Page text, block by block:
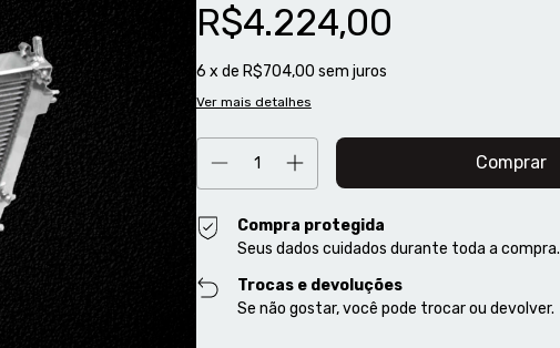
R$4.224,00
6 x de R$704,00 sem juros
Ver mais detalhes
Compra protegida
Seus dados cuidados durante toda a compra.
Trocas e devoluções
Se não gostar, você pode trocar ou devolver.